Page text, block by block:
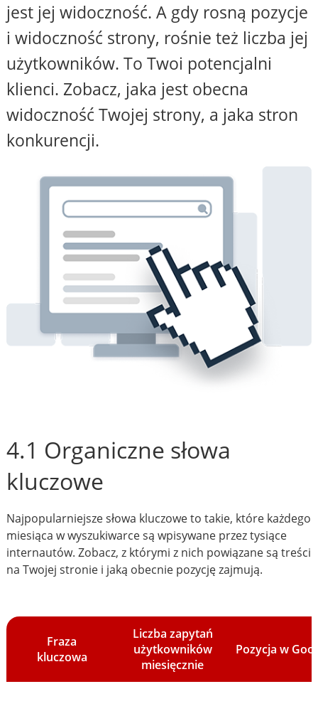
jest jej widoczność. A gdy rosną pozycje
i widoczność strony, rośnie też liczba jej
użytkowników. To Twoi potencjalni
klienci. Zobacz, jaka jest obecna
widoczność Twojej strony, a jaka stron
konkurencji.
4.1 Organiczne słowa
kluczowe
Najpopularniejsze słowa kluczowe to takie, które każdego
miesiąca w wyszukiwarce są wpisywane przez tysiące
internautów. Zobacz, z którymi z nich powiązane są treści
na Twojej stronie i jaką obecnie pozycję zajmują.
Fraza
kluczowa
Liczba zapytań
użytkowników
miesięcznie
Pozycja w